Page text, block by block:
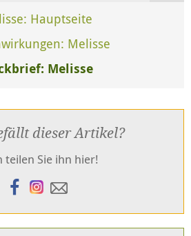
Hauptseite
Melisse
Melisse
dieser Artikel?
teilen Sie ihn hier!